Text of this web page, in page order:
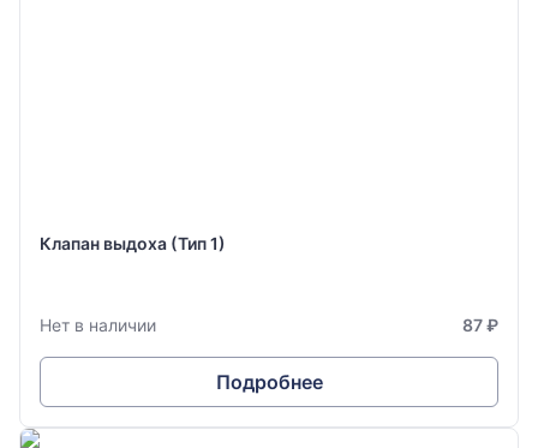
Клапан выдоха (Тип 1)
Нет в наличии 87 ₽
Подробнее